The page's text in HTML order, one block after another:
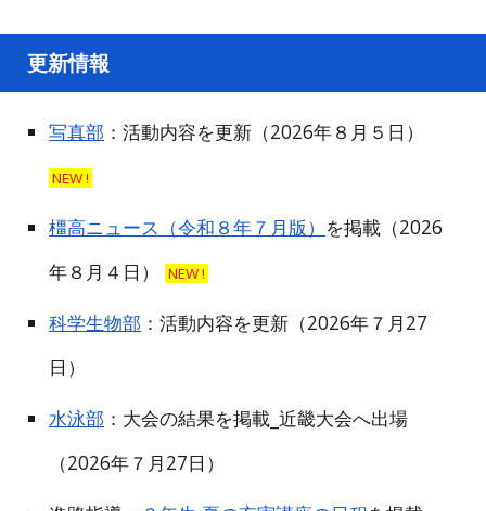
更新情報
写真部 ：活動内容を更新（2026年８月５日）
NEW !
橿高ニュース（令和８年７月版） を掲載（2026
年８月４日）
NEW !
科学生物部 ：活動内容を更新 （2026年７月27
日）
水泳部 ：大会の結果を掲載_近畿大会へ出場
（2026年７月27日）